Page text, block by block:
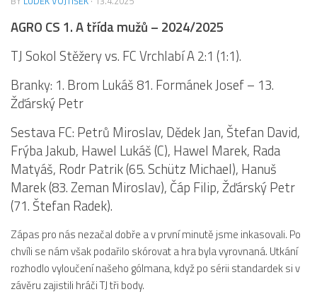
Fotogalerie
Klub
Vedení
Dokumenty
Aktuality
A tým
Hráči
Realizační tým
Historie
AGRO CS 1. A třída mužů – 2024/2025
TJ Sokol Stěžery vs. FC Vrchlabí A 2:1 (1:1).
Branky: 1. Brom Lukáš 81. Formánek Josef – 13.
Žďárský Petr
Sestava FC: Petrů Miroslav, Dědek Jan, Štefan David,
Frýba Jakub, Hawel Lukáš (C), Hawel Marek, Rada
Matyáš, Rodr Patrik (65. Schütz Michael), Hanuš
Marek (83. Zeman Miroslav), Čáp Filip, Žďárský Petr
(71. Štefan Radek).
Zápas pro nás nezačal dobře a v první minutě jsme inkasovali. Po
chvíli se nám však podařilo skórovat a hra byla vyrovnaná. Utkání
rozhodlo vyloučení našeho gólmana, když po sérii standardek si v
závěru zajistili hráči TJ tři body.